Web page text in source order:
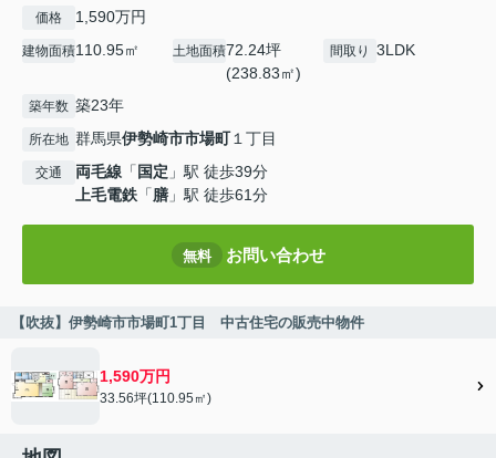
価格 1,590万円
建物面積110.95㎡ 土地面積72.24坪
(238.83㎡)
間取り 3LDK
築年数 築23年
所在地 群馬県伊勢崎市市場町１丁目
交通 両毛線 「 国定 」駅 徒歩39分
上毛電鉄 「膳 」駅 徒歩61分
無料 お問い合わせ
【吹抜】伊勢崎市市場町1丁目 中古住宅の販売中物件
1,590万円
33.56坪(110.95㎡)